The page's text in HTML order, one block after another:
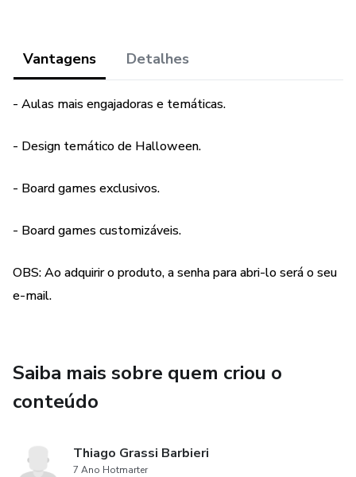
Vantagens Detalhes
- Aulas mais engajadoras e temáticas.
- Design temático de Halloween.
- Board games exclusivos.
- Board games customizáveis.
OBS: Ao adquirir o produto, a senha para abri-lo será o seu
e-mail.
Saiba mais sobre quem criou o
conteúdo
Thiago Grassi Barbieri
7 Ano Hotmarter